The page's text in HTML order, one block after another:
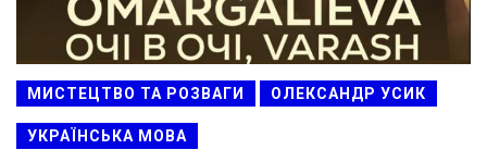
МИСТЕЦТВО ТА РОЗВАГИ ОЛЕКСАНДР УСИК
УКРАЇНСЬКА МОВА